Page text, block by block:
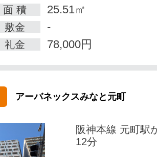
面 積 25.51㎡
敷金 -
礼金 78,000円
アーバネックスみなと元町
阪神本線 元町駅
12分